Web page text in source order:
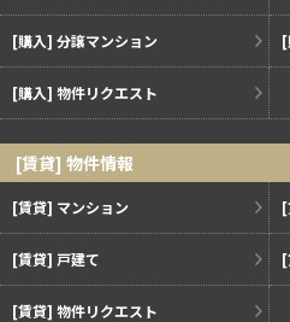
[購入] 分譲マンション [
[購入] 物件リクエスト
[賃貸] 物件情報
[賃貸] マンション [
[賃貸] 戸建て [
[賃貸] 物件リクエスト